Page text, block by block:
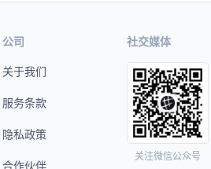
公司
关于我们
服务条款
隐私政策
合作伙伴
社交媒体
关注微信公众号